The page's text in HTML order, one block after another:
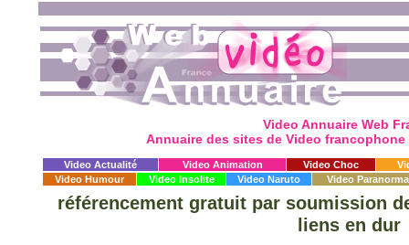
Video Annuaire Web
Annuaire des sites de Video
Video Actualité Video Animation Video Choc
Video Humour
Video Insolite Video Naruto Video
référencement gratuitpar soumission
liens en dur